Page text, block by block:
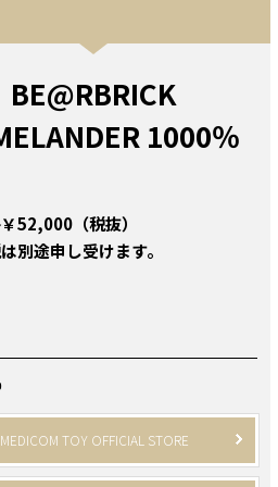
BE@RBRICK
1000％
52,000（税抜）
別途申し受けます。
MEDICOM TOY OFFICIAL STORE